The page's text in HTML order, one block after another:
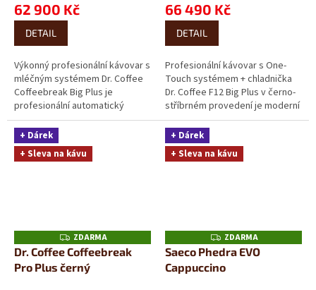
62 900 Kč
DETAIL
Výkonný profesionální kávovar s
mléčným systémem Dr. Coffee
Coffeebreak Big Plus je
profesionální automatický
kávovar s vysokým výkonem a
plně automatickým...
66 490 Kč
DETAIL
Profesionální kávovar s One-
Touch systémem + chladnička
Dr. Coffee F12 Big Plus v černo-
stříbrném provedení je moderní
profesionální kávovar s funkcí...
+ Dárek
+ Sleva na kávu
Z
D
A
R
ZDARMA
Dr. Coffee Coffeebreak
Pro Plus černý
+ Dárek
+ Sleva na kávu
Z
D
A
R
ZDARMA
Saeco Phedra EVO
Cappuccino